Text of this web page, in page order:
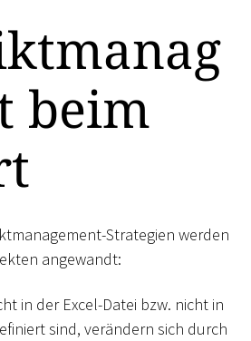
beim
Strategien werden
angewandt:
in der Excel-Datei bzw. nicht in
sind, verändern sich durch